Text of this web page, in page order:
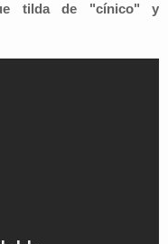
tilda de "cínico" y